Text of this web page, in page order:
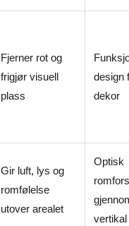
Fjerner rot og
frigjør visuell
plass
design
dekor
Gir luft, lys og
romfølelse
utover arealet
Optisk